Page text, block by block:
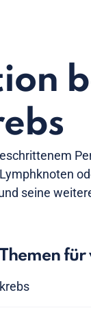
seine